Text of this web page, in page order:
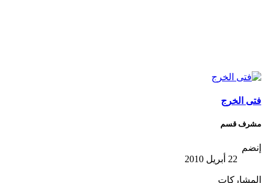
فتى الخرج
مشرف قسم
إنضم
22 أبريل 2010
المشاركات